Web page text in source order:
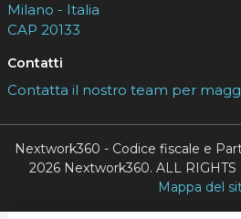
Milano - Italia
CAP 20133
Contatti
Contatta il nostro team per
Nextwork360 - Codice fiscale e
2026 Nextwork360. ALL RIGHTS
Mappa del